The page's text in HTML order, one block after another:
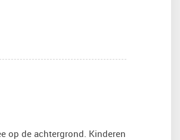
op de achtergrond. Kinderen